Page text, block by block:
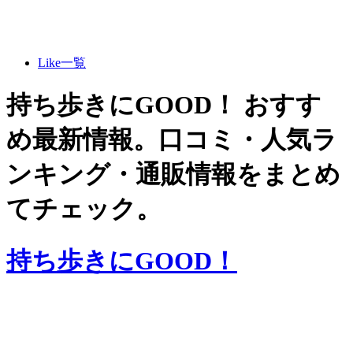
Like一覧
持ち歩きにGOOD！ おすす
め最新情報。口コミ・人気ラ
ンキング・通販情報をまとめ
てチェック。
持ち歩きにGOOD！